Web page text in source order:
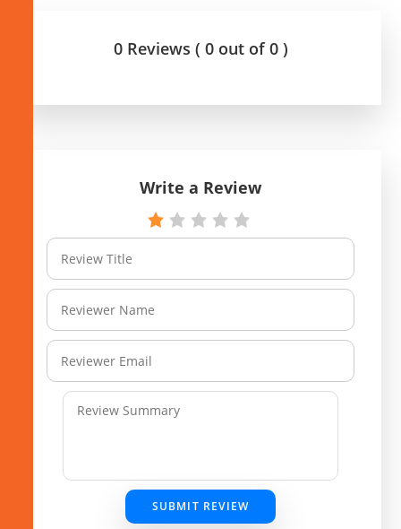
0 Reviews ( 0 out of 0 )
Write a Review
SUBMIT REVIEW